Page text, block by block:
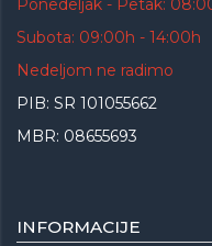
Ponedeljak - Petak:
Subota: 09:00h - 14:00h
Nedeljom ne radimo
PIB: SR 101055662
MBR: 08655693
INFORMACIJE